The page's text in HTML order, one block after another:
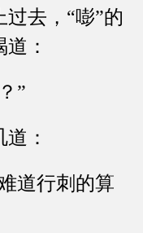
去，“嘭”的
：
”
：
道行刺的算